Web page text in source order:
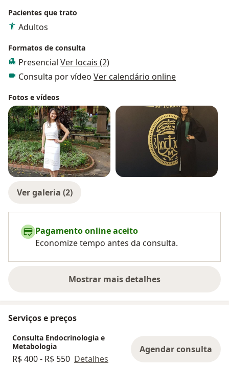
paciente como um todo.
É com entusiasmo e motivação que busco
toda a minha experiência na área de endocrinologia
com todos vocês. Estou plenamente certa de que
juntos podemos trilhar caminhos promissores em
busca de saúde e de qualidade de vida!
Sejam todos bem-vindos a essa jornada! Estou ansiosa
para contribuir e aprender ao lado de cada um de
vocês.
Pacientes que trato
Adultos
Formatos de consulta
Presencial Ver locais (2)
Consulta por vídeo Ver calendário online
Fotos e vídeos
Ver galeria (2)
Pagamento online aceito
Economize tempo antes da consulta.
Mostrar mais detalhes
sobre a experiência
Serviços e preços
Consulta Endocrinologia e
Metabologia
R$ 400 - R$ 550 Detalhes
Agendar consulta